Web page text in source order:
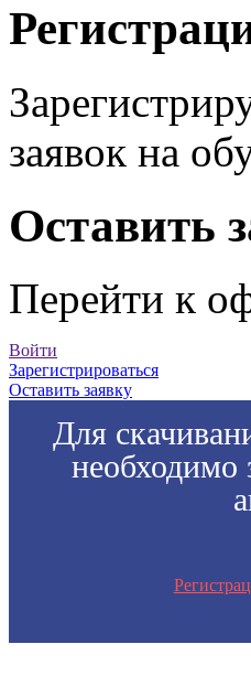
заявок на
Оставить
Перейти к
Войти
Зарегистрироваться
Оставить заявку
Для
необходимо